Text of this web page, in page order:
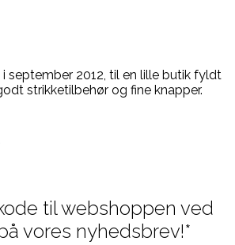
september 2012, til en lille butik fyldt
strikketilbehør og fine knapper.
til webshoppen ved
vores nyhedsbrev!*